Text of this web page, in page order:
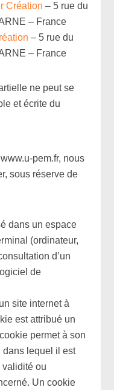
Création – 5 rue du
– France
– 5 rue du
– France
ne peut se
et écrite du
pem.fr, nous
sous réserve de
dans un espace
(ordinateur,
d’un
de
site internet à
est attribué un
permet à son
dans lequel il est
validité ou
Un cookie